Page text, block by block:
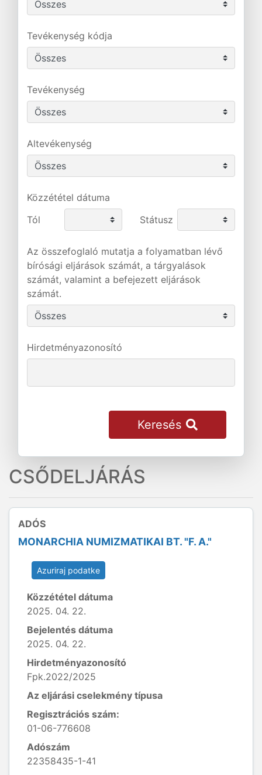
Tevékenység kódja
Tevékenység
Altevékenység
Közzététel dátuma
Tól
Státusz
Az összefoglaló mutatja a folyamatban lévő
bírósági eljárások számát, a tárgyalások
számát, valamint a befejezett eljárások
számát.
Hirdetményazonosító
Keresés
CSŐDELJÁRÁS
ADÓS
MONARCHIA NUMIZMATIKAI BT. "F. A."
Azuriraj podatke
Közzététel dátuma
2025. 04. 22.
Bejelentés dátuma
2025. 04. 22.
Hirdetményazonosító
Fpk.2022/2025
Az eljárási cselekmény típusa
Regisztrációs szám:
01-06-776608
Adószám
22358435-1-41